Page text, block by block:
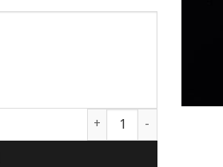
كمية لحم مفروم غنم استرالي